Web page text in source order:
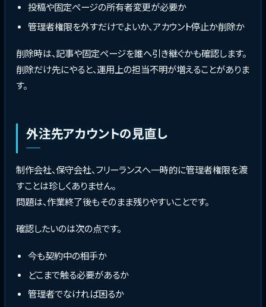
投稿や固定ページの所有者変更が必要か
管理者権限を外すだけでよいか、アカウント停止か削除か
削除時は、記事や固定ページを誰へ引き継ぐかも確認します。
削除だけ先にやると、運用上の担当不明が増えることがありま
す。
外注先アカウントの見直し
制作会社、保守会社、フリーランスへ一時的に管理者権限を渡
すことは珍しくありません。
問題は、作業終了後もそのまま残りやすいことです。
確認したいのは次の点です。
今も契約中の相手か
どこまで触る必要があるか
管理者でなければ困るか